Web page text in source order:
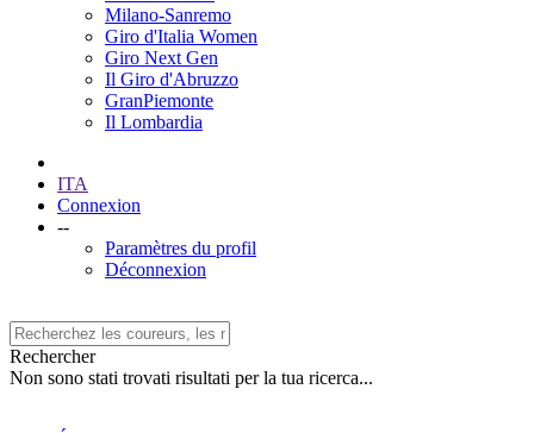
Milano-Sanremo
Giro d'Italia Women
Giro Next Gen
Il Giro d'Abruzzo
GranPiemonte
Il Lombardia
ITA
Connexion
--
Paramètres du profil
Déconnexion
Rechercher
Non sono stati trovati risultati per la tua ricerca...